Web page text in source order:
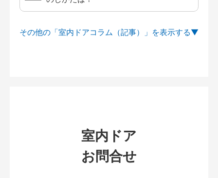
その他の「室内ドアコラム（記事）」を
室内ドア
お問合せ